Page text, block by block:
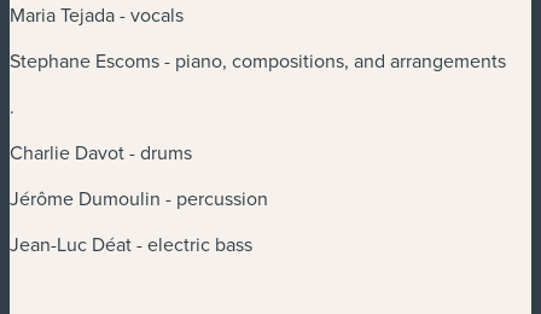
Maria Tejada - vocals
Stephane Escoms - piano, compositions, and arrangements
.
Charlie Davot - drums
Jérôme Dumoulin - percussion
Jean-Luc Déat - electric bass